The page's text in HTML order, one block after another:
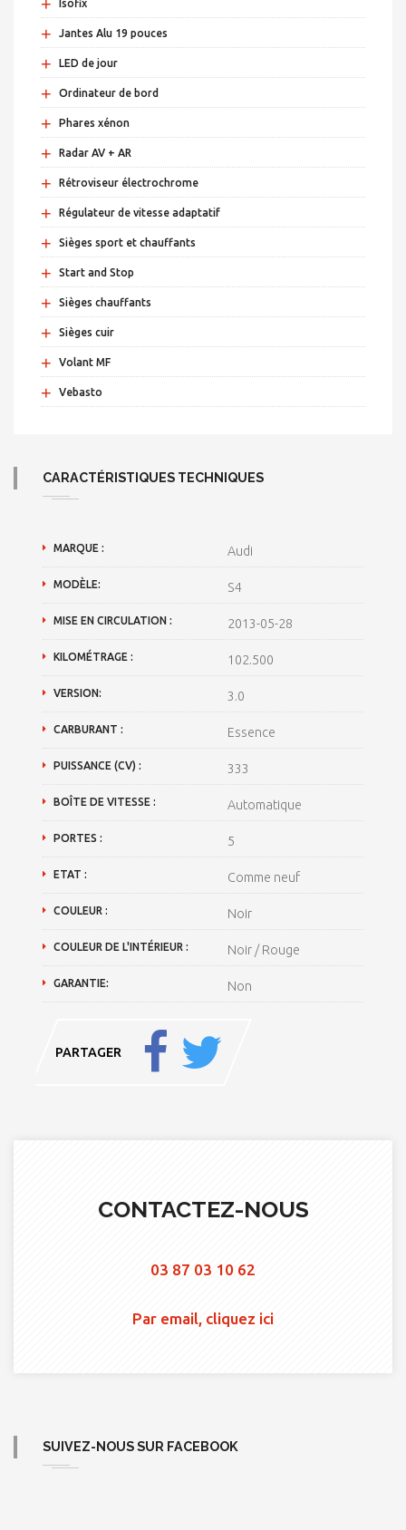
Isofix
+ Jantes Alu 19 pouces
+ LED de jour
+ Ordinateur de bord
+ Phares xénon
+ Radar AV + AR
+ Rétroviseur électrochrome
+ Régulateur de vitesse adaptatif
+ Sièges sport et chauffants
+ Start and Stop
+ Sièges chauffants
+ Sièges cuir
+ Volant MF
+ Vebasto
CARACTÉRISTIQUES TECHNIQUES
MARQUE : Audi
MODÈLE: S4
MISE EN CIRCULATION : 2013-05-28
KILOMÉTRAGE : 102.500
VERSION: 3.0
CARBURANT : Essence
PUISSANCE (CV) : 333
BOÎTE DE VITESSE : Automatique
PORTES : 5
ETAT : Comme neuf
COULEUR : Noir
COULEUR DE L'INTÉRIEUR : Noir / Rouge
GARANTIE: Non
PARTAGER
CONTACTEZ-NOUS
03 87 03 10 62
Par email, cliquez ici
SUIVEZ-NOUS SUR FACEBOOK